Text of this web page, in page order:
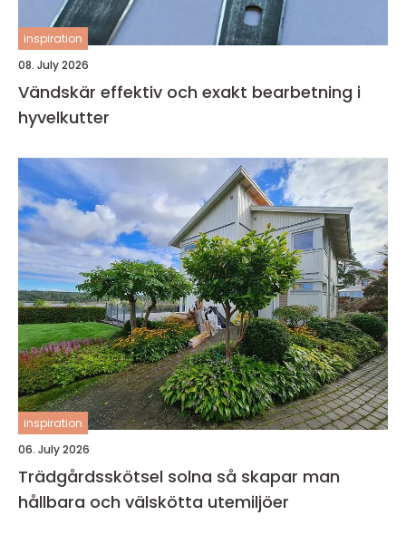
inspiration
08. July 2026
Vändskär effektiv och exakt bearbetning i
hyvelkutter
inspiration
06. July 2026
Trädgårdsskötsel solna så skapar man
hållbara och välskötta utemiljöer